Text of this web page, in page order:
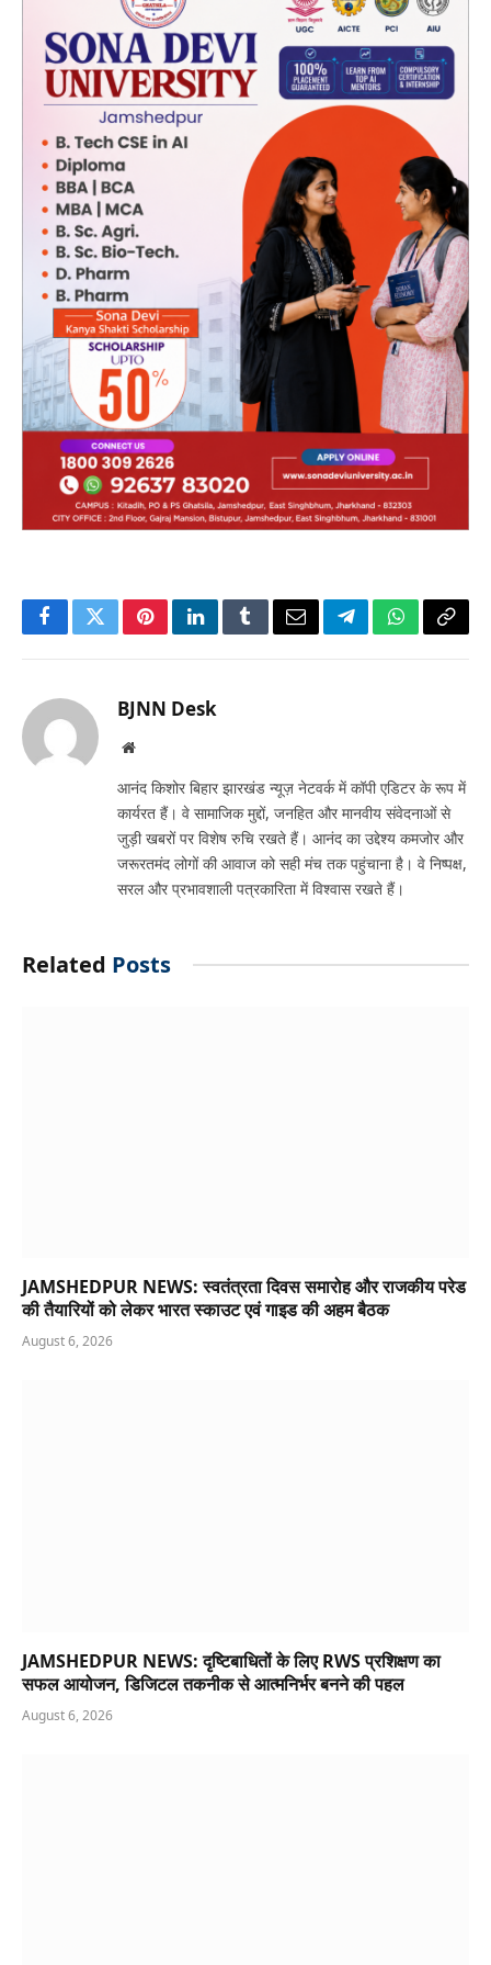
FacebookTwitterPinterestLinkedInTumblrEmailTelegramWhatsApp
Copy
BJNN Desk
Website
आनंद किशोर बिहार झारखंड न्यूज़ नेटवर्क में कॉपी एडिटर के रूप में
कार्यरत हैं। वे सामाजिक मुद्दों, जनहित और मानवीय संवेदनाओं से
जुड़ी खबरों पर विशेष रुचि रखते हैं। आनंद का उद्देश्य कमजोर और
जरूरतमंद लोगों की आवाज को सही मंच तक पहुंचाना है। वे निष्पक्ष,
सरल और प्रभावशाली पत्रकारिता में विश्वास रखते हैं।
Related Posts
JAMSHEDPUR NEWS: स्वतंत्रता दिवस समारोह और राजकीय परेड
की तैयारियों को लेकर भारत स्काउट एवं गाइड की अहम बैठक
August 6, 2026
JAMSHEDPUR NEWS: दृष्टिबाधितों के लिए RWS प्रशिक्षण का
सफल आयोजन, डिजिटल तकनीक से आत्मनिर्भर बनने की पहल
August 6, 2026